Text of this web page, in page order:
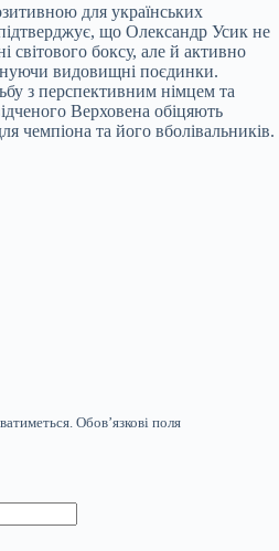
для українських
що Олександр Усик не
світового боксу, але й активно
видовищні поєдинки.
з перспективним німцем та
Верховена обіцяють
чемпіона та його вболівальників.
Обов’язкові поля